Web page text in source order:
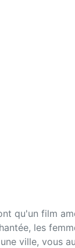
qu'un film
les
ville, vous